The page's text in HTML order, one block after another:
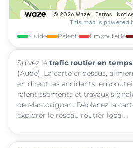
Fluide Ralenti Embouteillé
Suivez le trafic routier en
(Aude). La carte ci-dessus,
en direct les accidents,
ralentissements et travaux
de Marcorignan. Déplacez la
explorer le réseau routier local.